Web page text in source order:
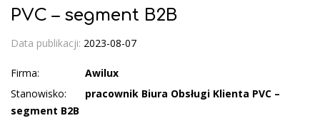
PVC – segment B2B
Data publikacji: 2023-08-07
Firma:
Awilux
Stanowisko:
pracownik Biura Obsługi Klienta PVC –
segment B2B